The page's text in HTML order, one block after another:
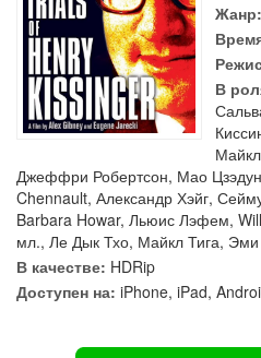
Жанр:
В
Джеффри Робертсон, Мао Цзэдун
Chennault, Александр Хэйг,
Barbara Howar, Льюис Лэфем,
мл., Ле Дык Тхо, Майкл Тига, Эми
В качестве: HDRip
Доступен на: iPhone, iPad,